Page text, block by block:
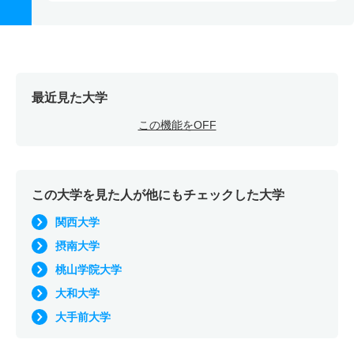
最近見た大学
この機能をOFF
この大学を見た人が他にもチェックした大学
関西大学
摂南大学
桃山学院大学
大和大学
大手前大学